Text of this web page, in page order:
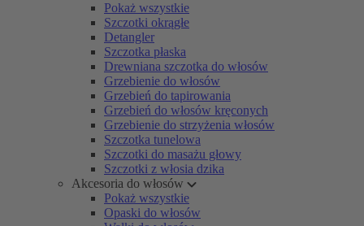
Pokaż wszystkie
Szczotki okrągłe
Detangler
Szczotka płaska
Drewniana szczotka do włosów
Grzebienie do włosów
Grzebień do tapirowania
Grzebień do włosów kręconych
Grzebienie do strzyżenia włosów
Szczotka tunelowa
Szczotki do masażu głowy
Szczotki z włosia dzika
Akcesoria do włosów
Pokaż wszystkie
Opaski do włosów